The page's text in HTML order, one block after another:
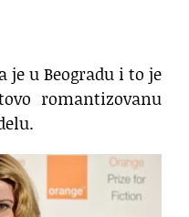
je u Beogradu i to je
romantizovanu